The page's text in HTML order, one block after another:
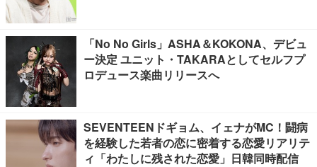
「No No Girls」ASHA＆KOKONA、デビュ
ー決定 ユニット・TAKARAとしてセルフプ
ロデュース楽曲リリースへ
SEVENTEENドギョム、イェナがMC！闘病
を経験した若者の恋に密着する恋愛リアリテ
ィ「わたしに残された恋愛」日韓同時配信